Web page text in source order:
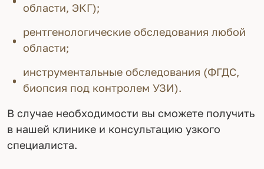
области, ЭКГ);
рентгенологические обследования любой
области;
инструментальные обследования (ФГДС,
биопсия под контролем УЗИ).
В случае необходимости вы сможете получить
в нашей клинике и консультацию узкого
специалиста.